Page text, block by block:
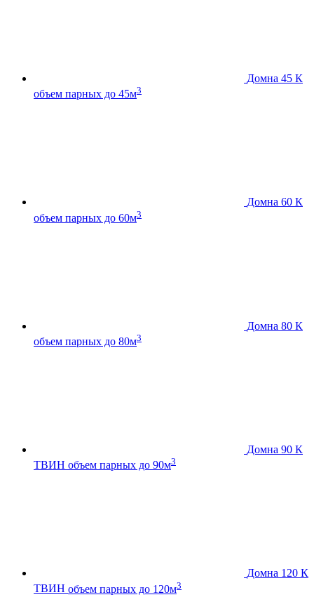
Домна 45 К
объем парных до 45м3
Домна 60 К
объем парных до 60м3
Домна 80 К
объем парных до 80м3
Домна 90 К
ТВИН объем парных до 90м3
Домна 120 К
ТВИН объем парных до 120м3